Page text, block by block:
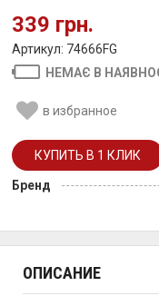
339 грн.
Артикул: 74666FG
НЕМАЄ В
в избранное
Бренд
ОПИСАНИЕ